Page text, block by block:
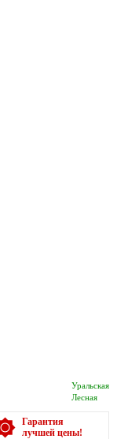
Уральская
Лесная
Гарантия
лучшей цены!